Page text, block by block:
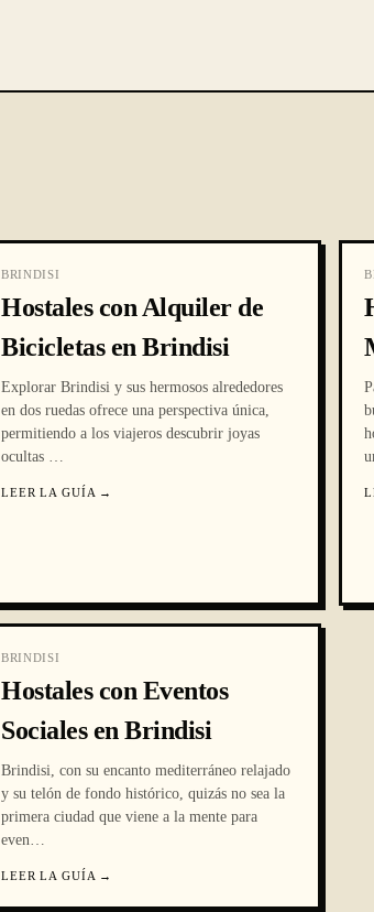
BRINDISI
Hostales con Alquiler de
Bicicletas en Brindisi
Explorar Brindisi y sus hermosos alrededores
en dos ruedas ofrece una perspectiva única,
permitiendo a los viajeros descubrir joyas
ocultas …
LEER LA GUÍA →
BRINDISI
Hostales con Eventos
Sociales en Brindisi
Brindisi, con su encanto mediterráneo relajado
y su telón de fondo histórico, quizás no sea la
primera ciudad que viene a la mente para
even…
LEER LA GUÍA →